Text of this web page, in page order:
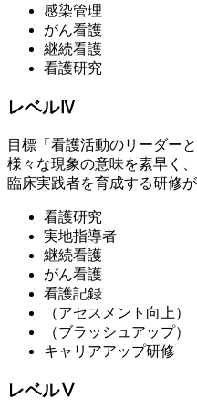
感染管理
がん看護
継続看護
看護研究
レベルⅣ
目標「看護活動のリーダー
様々な現象の意味を素早く
臨床実践者を育成する研修が
看護研究
実地指導者
継続看護
がん看護
看護記録
（アセスメント向上）
（ブラッシュアップ）
キャリアアップ研修
レベルⅤ